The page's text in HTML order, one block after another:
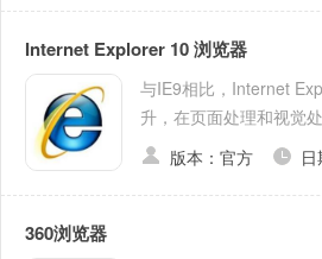
Internet Explorer 10 浏览器
与IE9相比，Internet
升，在页面处理和视觉
版本：官方
360浏览器